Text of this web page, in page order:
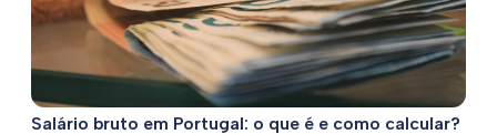
Salário bruto em Portugal: o que é e como calcular?